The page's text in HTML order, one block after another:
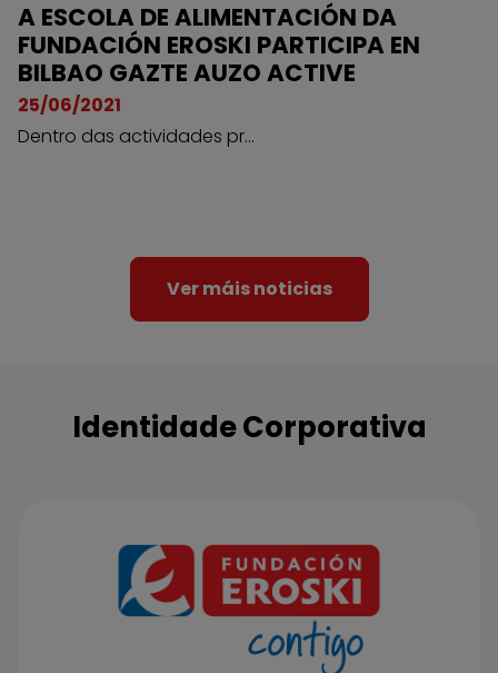
A ESCOLA DE ALIMENTACIÓN DA
FUNDACIÓN EROSKI PARTICIPA EN
BILBAO GAZTE AUZO ACTIVE
25/06/2021
Dentro das actividades pr...
Ver máis noticias
Identidade Corporativa